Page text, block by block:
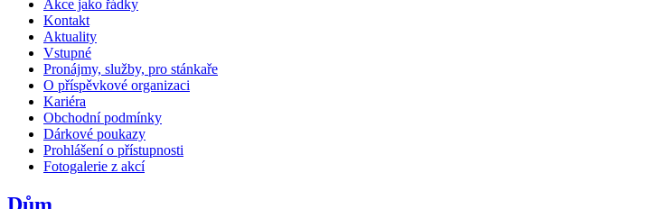
Akce jako řádky
Kontakt
Aktuality
Vstupné
Pronájmy, služby, pro stánkaře
O příspěvkové organizaci
Kariéra
Obchodní podmínky
Dárkové poukazy
Prohlášení o přístupnosti
Fotogalerie z akcí